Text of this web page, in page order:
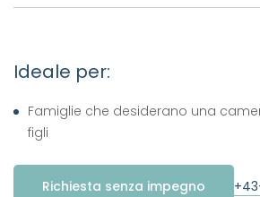
Ideale per:
Famiglie che desiderano una
figli
Richiesta senza impegno